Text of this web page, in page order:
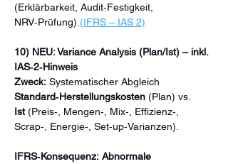
(Erklärbarkeit, Audit‑Festigkeit,
NRV‑Prüfung). (IFRS – IAS 2)
10) NEU: Variance Analysis (Plan/Ist) – inkl.
IAS‑2‑Hinweis
Zweck: Systematischer Abgleich
Standard‑Herstellungskosten (Plan) vs.
Ist (Preis‑, Mengen‑, Mix‑, Effizienz‑,
Scrap‑, Energie‑, Set‑up‑Varianzen).
IFRS‑Konsequenz: Abnormale